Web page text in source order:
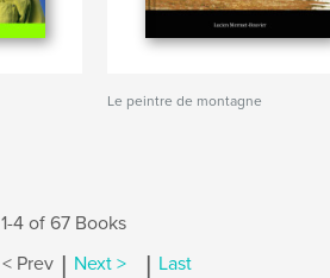
Le peintre de montagne
1-4 of 67 Books
< Prev | Next > | Last